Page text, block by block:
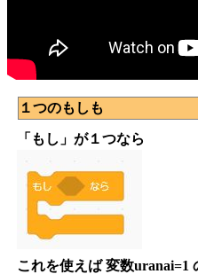
１つのもしも
「もし」が１つなら
これを使えば 変数